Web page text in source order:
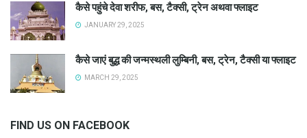
कैसे पहुंचे देवा शरीफ, बस, टैक्सी, ट्रेन अथवा फ्लाइट
JANUARY 29, 2025
कैसे जाएं बुद्ध की जन्मस्थली लुम्बिनी, बस, ट्रेन, टैक्सी या फ्लाइट
MARCH 29, 2025
FIND US ON FACEBOOK